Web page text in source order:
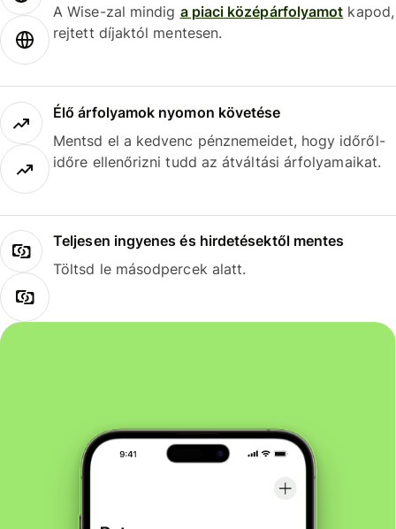
A Wise-zal mindig a piaci középárfolyamot kapod,
rejtett díjaktól mentesen.
Élő árfolyamok nyomon követése
Mentsd el a kedvenc pénznemeidet, hogy időről-
időre ellenőrizni tudd az átváltási árfolyamaikat.
Teljesen ingyenes és hirdetésektől mentes
Töltsd le másodpercek alatt.